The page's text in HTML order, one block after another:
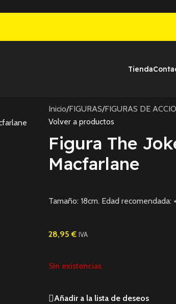
Tienda
Inicio/FIGURAS/FIGURAS DE
Volver a productos
Figura The
Macfarlane
Tamaño: 18cm. Edad recomendada:
28,95€ IVA
Sin existencias
Añadir a la lista de deseos